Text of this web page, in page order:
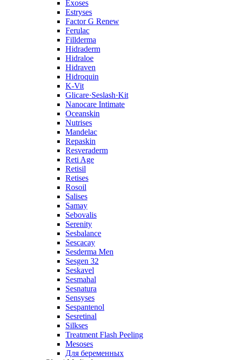
Exoses
Estryses
Factor G Renew
Ferulac
Fillderma
Hidraderm
Hidraloe
Hidraven
Hidroquin
K-Vit
Glicare·Seslash·Kit
Nanocare Intimate
Oceanskin
Nutrises
Mandelac
Repaskin
Resveraderm
Reti Age
Retisil
Retises
Rosoil
Salises
Samay
Sebovalis
Serenity
Sesbalance
Sescacay
Sesderma Men
Sesgen 32
Seskavel
Sesmahal
Sesnatura
Sensyses
Sespantenol
Sesretinal
Silkses
Treatment Flash Peeling
Mesoses
Для беременных